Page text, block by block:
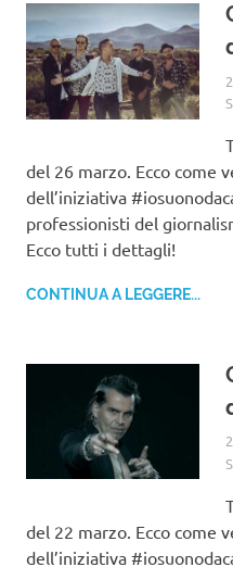
del 26 marzo. Ecco come
dell’iniziativa
professionisti del
Ecco tutti i dettagli!
CONTINUA A LEGGERE...
del 22 marzo. Ecco come
dell’iniziativa